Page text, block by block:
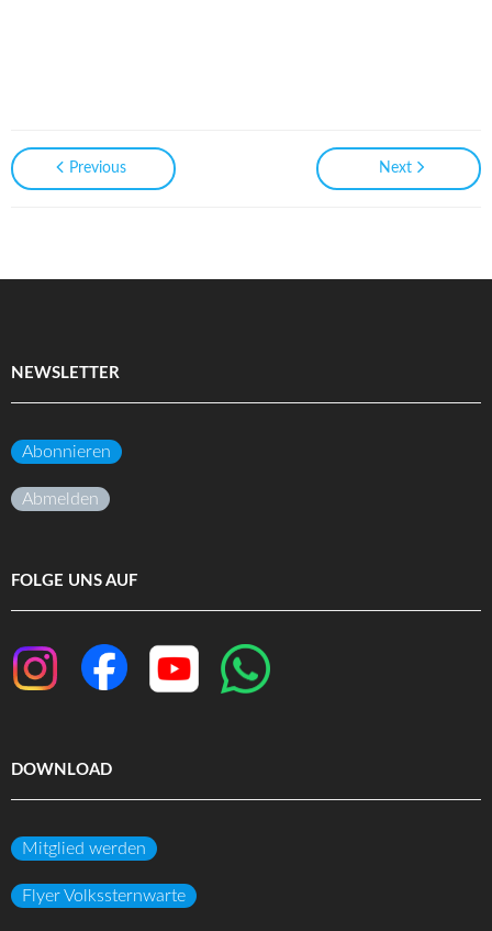
Previous Next
NEWSLETTER
Abonnieren
Abmelden
FOLGE UNS AUF
DOWNLOAD
Mitglied werden
Flyer Volkssternwarte